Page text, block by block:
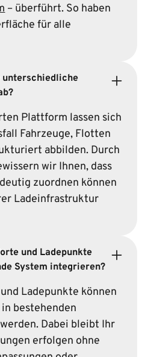
– überführt. So haben
für alle
unterschiedliche
Plattform lassen sich
Fahrzeuge, Flotten
abbilden. Durch
wir Ihnen, dass
zuordnen können
Ladeinfrastruktur
und Ladepunkte
System integrieren?
Ladepunkte können
bestehenden
Dabei bleibt Ihr
erfolgen ohne